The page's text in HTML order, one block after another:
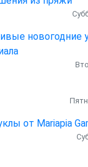
новогодние
от Mariapia